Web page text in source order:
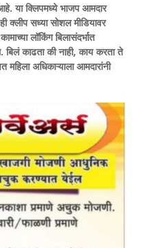
या क्लिपमध्ये भाजप आमदार
क्लीप सध्या सोशल मीडियावर
लॉकिंग बिलासंदर्भात
बिलं काढता की नाही, काय करता ते
अधिकाऱ्याला आमदारांनी